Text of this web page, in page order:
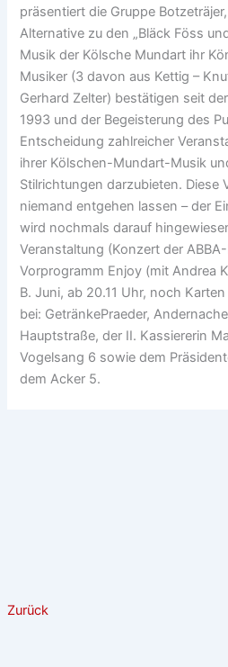
Zurück
präsentiert die Gruppe
Alternative zu den „Bläck Föss
Musik der Kölsche Mundart ihr
Musiker (3 davon aus Kettig –
Gerhard Zelter) bestätigen seit
1993 und der Begeisterung des
Entscheidung zahlreicher
ihrer Kölschen-Mundart-Musik
Stilrichtungen darzubieten. Diese
niemand entgehen lassen – der
wird nochmals darauf
Veranstaltung (Konzert der
Vorprogramm Enjoy (mit Andrea
B. Juni, ab 20.11 Uhr, noch
bei: GetränkePraeder,
Hauptstraße, der II. Kassiererin
Vogelsang 6 sowie dem
dem Acker 5.